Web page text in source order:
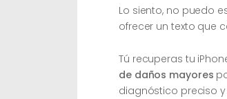
Lo siento, no puedo
ofrecer un texto que
Tú recuperas tu
de daños mayores
diagnóstico preciso y